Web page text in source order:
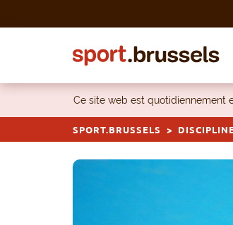
Ce site web est quotidiennement
SPORT.BRUSSELS